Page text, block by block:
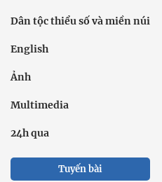
Dân tộc thiểu số và miền núi
English
Ảnh
Multimedia
24h qua
Tuyến bài